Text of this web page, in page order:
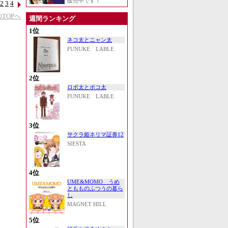
2 3 4
へ
週間ランキング
1位
ネコ太とニャン太
FUNUKE LABLE
2位
ロボ太とポコ太
FUNUKE LABLE
3位
サクラ姫ネリマ証券12
SIESTA
4位
UME&MOMO うめ
ともものふつうの暮ら
し
MAGNET HILL
5位